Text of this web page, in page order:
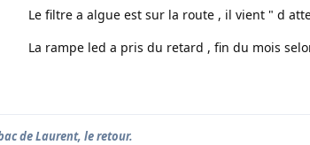
Le filtre a algue est sur la route , il vient " d
La rampe led a pris du retard , fin du mois
de Laurent, le retour.